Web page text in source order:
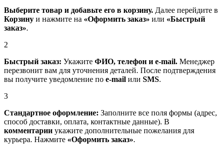
Выберите товар и добавьте его в корзину. Далее перейдите в
Корзину и нажмите на «Оформить заказ» или «Быстрый
заказ».
2
Быстрый заказ: Укажите ФИО, телефон и e-mail. Менеджер
перезвонит вам для уточнения деталей. После подтверждения
вы получите уведомление по e-mail или SMS.
3
Стандартное оформление: Заполните все поля формы (адрес,
способ доставки, оплата, контактные данные). В
комментарии укажите дополнительные пожелания для
курьера. Нажмите «Оформить заказ».